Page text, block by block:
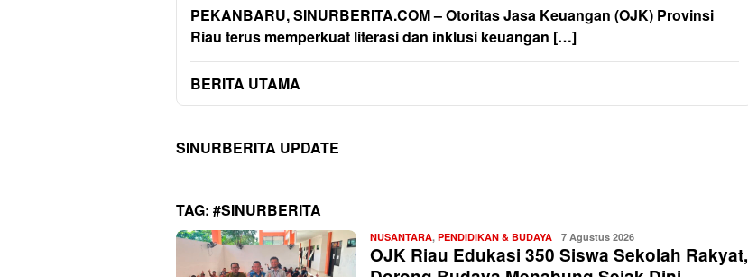
PEKANBARU, SINURBERITA.COM – Otoritas Jasa Keuangan (OJK) Provinsi
Riau terus memperkuat literasi dan inklusi keuangan […]
BERITA UTAMA
SINURBERITA UPDATE
TAG: #SINURBERITA
NUSANTARA, PENDIDIKAN & BUDAYA Redaksi
7 Agustus 2026
OJK Riau Edukasi 350 Siswa Sekolah Rakyat,